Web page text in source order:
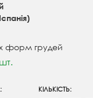
форм грудей
КІЛЬКІСТЬ: